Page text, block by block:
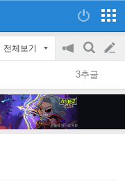
전체보기
공
on/off
검
색
글
쓰
3추글